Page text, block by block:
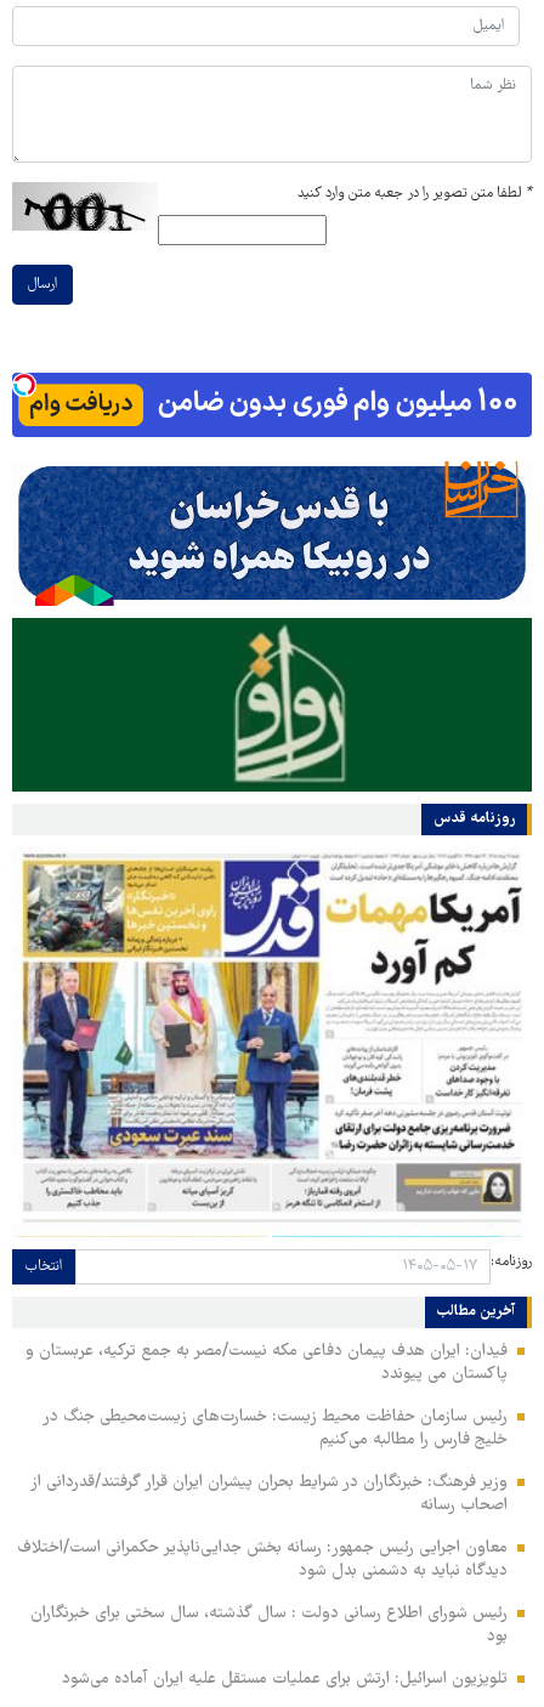
* لطفا متن تصویر را در جعبه متن وارد کنید
ارسال
روزنامه قدس
روزنامه: انتخاب
آخرین مطالب
فیدان: ایران هدف پیمان دفاعی مکه نیست/مصر به جمع ترکیه، عربستان و
پاکستان می پیوندد
رئیس سازمان حفاظت محیط زیست: خسارت‌های زیست‌محیطی جنگ در
خلیج فارس را مطالبه‌ می‌کنیم
وزیر فرهنگ: خبرنگاران در شرایط بحران پیشران ایران قرار گرفتند/قدردانی از
اصحاب رسانه
معاون اجرایی رئیس جمهور: رسانه بخش جدایی‌ناپذیر حکمرانی است/اختلاف
دیدگاه نباید به دشمنی بدل شود
رئیس شورای اطلاع رسانی دولت : سال گذشته، سال سختی برای خبرنگاران
بود
تلویزیون اسرائیل: ارتش برای عملیات مستقل علیه ایران آماده می‌شود